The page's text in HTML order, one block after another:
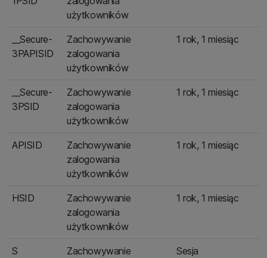
użytkowników
__Secure-
3PAPISID
Zachowywanie
zalogowania
użytkowników
1 rok, 1 miesiąc
__Secure-
3PSID
Zachowywanie
zalogowania
użytkowników
1 rok, 1 miesiąc
APISID
Zachowywanie
zalogowania
użytkowników
1 rok, 1 miesiąc
HSID
Zachowywanie
zalogowania
użytkowników
1 rok, 1 miesiąc
S
Zachowywanie
Sesja